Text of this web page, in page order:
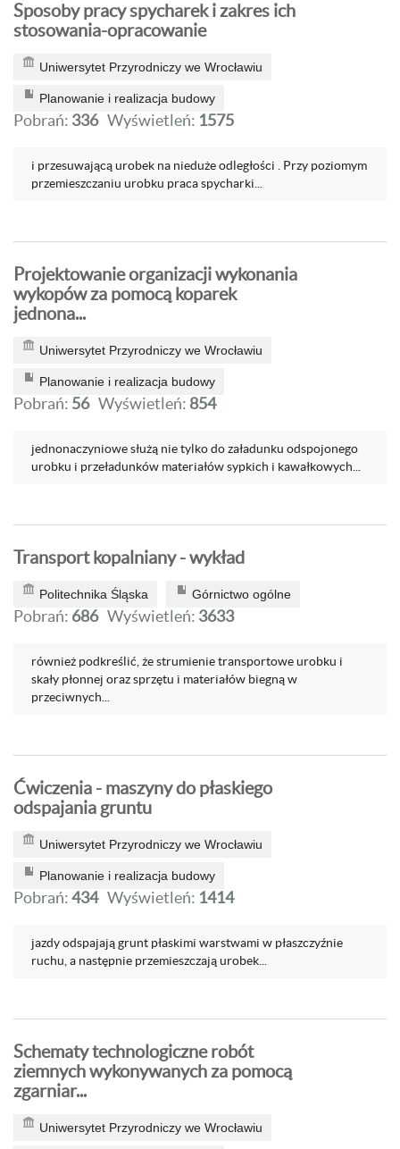
Sposoby pracy spycharek i zakres ich
stosowania-opracowanie
Uniwersytet Przyrodniczy we Wrocławiu
Planowanie i realizacja budowy
Pobrań: 336 Wyświetleń: 1575
i przesuwającą urobek na nieduże odległości . Przy poziomym
przemieszczaniu urobku praca spycharki...
Projektowanie organizacji wykonania
wykopów za pomocą koparek
jednona...
Uniwersytet Przyrodniczy we Wrocławiu
Planowanie i realizacja budowy
Pobrań: 56 Wyświetleń: 854
jednonaczyniowe służą nie tylko do załadunku odspojonego
urobku i przeładunków materiałów sypkich i kawałkowych...
Transport kopalniany - wykład
Politechnika Śląska Górnictwo ogólne
Pobrań: 686 Wyświetleń: 3633
również podkreślić, że strumienie transportowe urobku i
skały płonnej oraz sprzętu i materiałów biegną w
przeciwnych...
Ćwiczenia - maszyny do płaskiego
odspajania gruntu
Uniwersytet Przyrodniczy we Wrocławiu
Planowanie i realizacja budowy
Pobrań:434 Wyświetleń: 1414
jazdy odspajają grunt płaskimi warstwami w płaszczyźnie
ruchu, a następnie przemieszczają urobek...
Schematy technologiczne robót
ziemnych wykonywanych za pomocą
zgarniar...
Uniwersytet Przyrodniczy we Wrocławiu